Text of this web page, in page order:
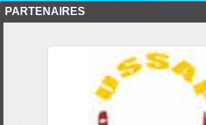
PARTENAIRES